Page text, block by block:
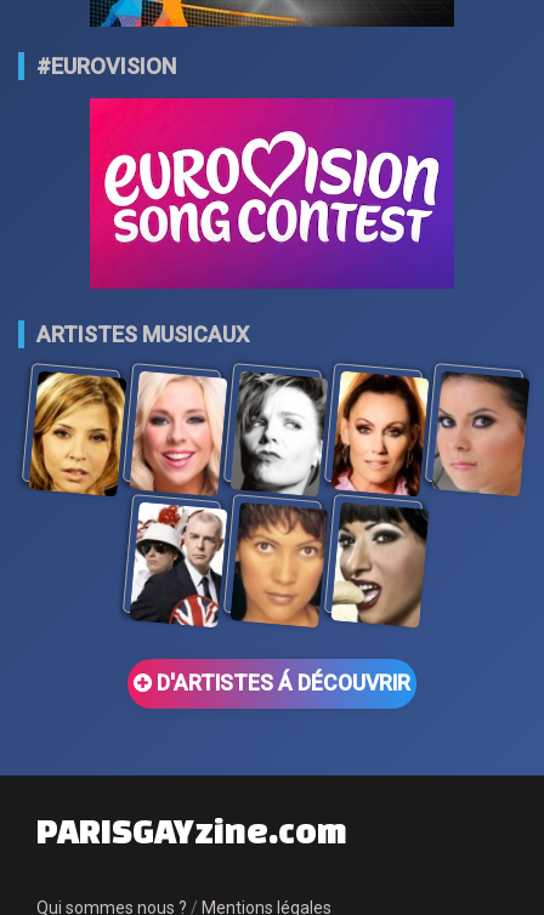
#EUROVISION
ARTISTES MUSICAUX
D'ARTISTES Á DÉCOUVRIR
PARISGAYzine.com
Qui sommes nous ? / Mentions légales